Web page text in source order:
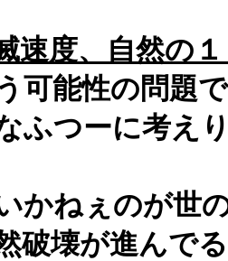
速度、自然の
可能性の問題
ふつーに考え
かねぇのが世
破壊が進んで